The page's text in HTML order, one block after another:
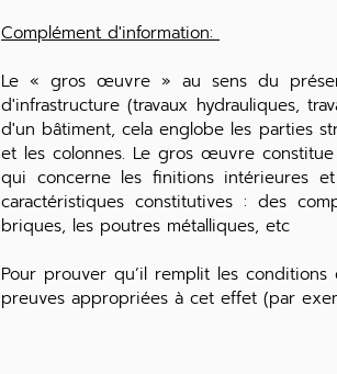
Complément d'information:
Le « gros œuvre » au sens du
d'infrastructure (travaux hydrauliques,
d'un bâtiment, cela englobe les parties
et les colonnes. Le gros œuvre
qui concerne les finitions intérieures
caractéristiques constitutives : des
briques, les poutres métalliques, etc
Pour prouver qu’il remplit les
preuves appropriées à cet effet (par